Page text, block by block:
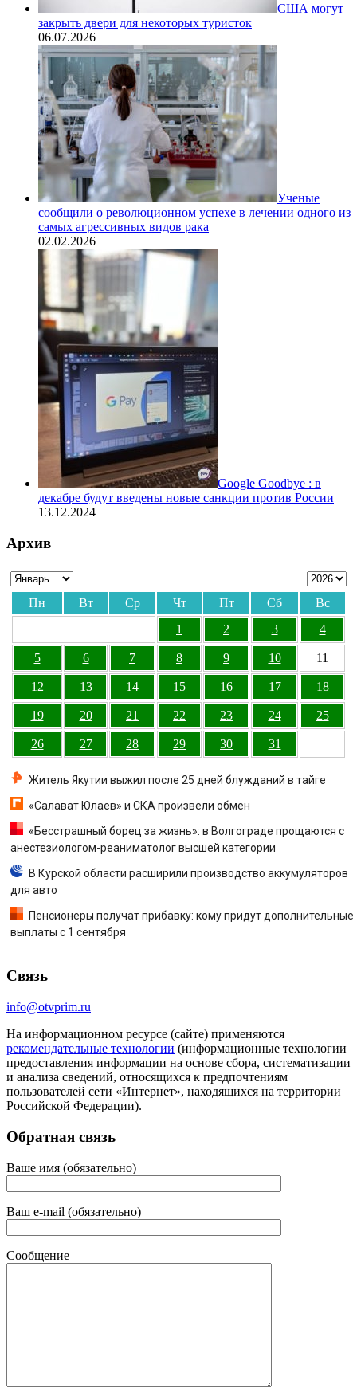
США могут
закрыть двери для некоторых туристок
06.07.2026
Ученые
сообщили о революционном успехе в лечении одного из
самых агрессивных видов рака
02.02.2026
Google Goodbye : в
декабре будут введены новые санкции против России
13.12.2024
Архив
Пн Вт Ср Чт Пт Сб
Вс
1
2 3 4
5 6 7 8 9 10 11
12 13 14 15 16 17 18
19 20 21 22 23 24 25
26 27 28 29 30 31
Житель Якутии выжил после 25 дней блужданий в тайге
«Салават Юлаев» и СКА произвели обмен
«Бесстрашный борец за жизнь»: в Волгограде прощаются с
анестезиологом-реаниматолог высшей категории
В Курской области расширили производство аккумуляторов
для авто
Пенсионеры получат прибавку: кому придут дополнительные
выплаты с 1 сентября
Связь
info@otvprim.ru
На информационном ресурсе (сайте) применяются
рекомендательные технологии (информационные технологии
предоставления информации на основе сбора, систематизации
и анализа сведений, относящихся к предпочтениям
пользователей сети «Интернет», находящихся на территории
Российской Федерации).
Обратная связь
Ваше имя (обязательно)
Ваш e-mail (обязательно)
Сообщение